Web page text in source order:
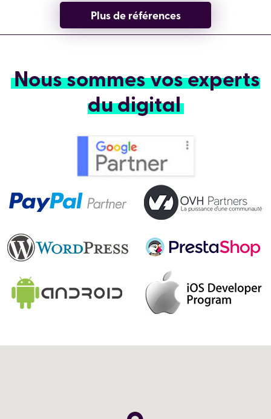
Plus de références
Nous sommes vos experts
du digital